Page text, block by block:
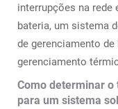
interrupções na
bateria, um sistema
de gerenciamento
gerenciamento
Como determinar o
para um sistema